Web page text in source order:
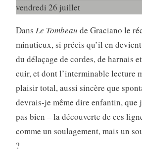
vendredi 26 juillet
Dans Le Tombeau de Graciano le
minutieux, si précis qu’il en
du délaçage de cordes, de harnais
cuir, et dont l’interminable lecture
plaisir total, aussi sincère que
devrais-je même dire enfantin, que
pas bien – la découverte de ces
comme un soulagement, mais un
?